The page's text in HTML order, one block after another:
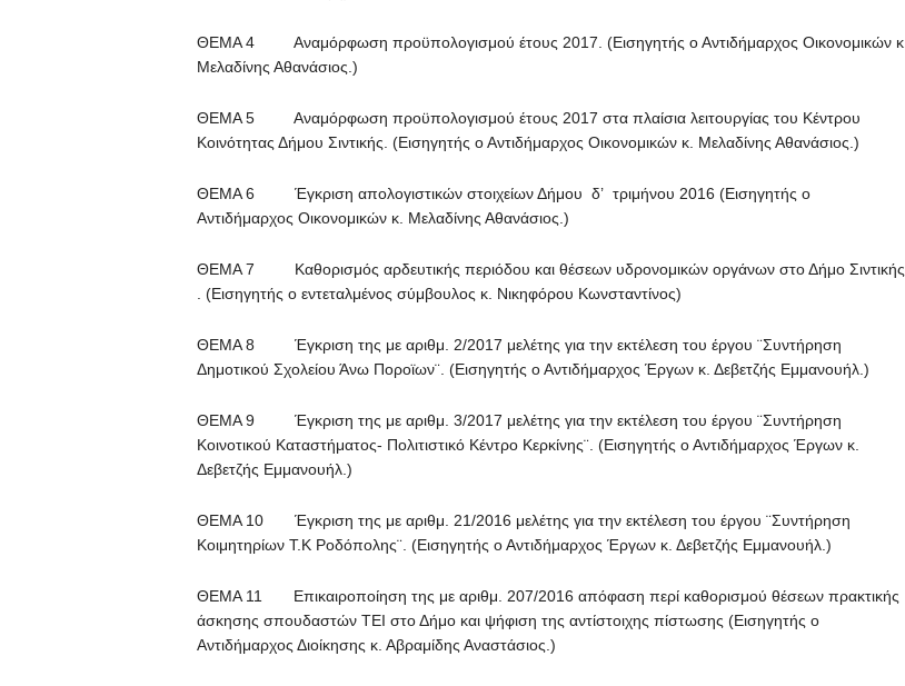
ΘΕΜΑ 4 Αναμόρφωση προϋπολογισμού έτους 2017. (Εισηγητής ο Αντιδήμαρχος Οικονομικών κ.
Μελαδίνης Αθανάσιος.)
ΘΕΜΑ 5 Αναμόρφωση προϋπολογισμού έτους 2017 στα πλαίσια λειτουργίας του Κέντρου
Κοινότητας Δήμου Σιντικής. (Εισηγητής ο Αντιδήμαρχος Οικονομικών κ. Μελαδίνης Αθανάσιος.)
ΘΕΜΑ 6 Έγκριση απολογιστικών στοιχείων Δήμου δ’ τριμήνου 2016 (Εισηγητής ο
Αντιδήμαρχος Οικονομικών κ. Μελαδίνης Αθανάσιος.)
ΘΕΜΑ 7 Καθορισμός αρδευτικής περιόδου και θέσεων υδρονομικών οργάνων στο Δήμο Σιντικής
. (Εισηγητής ο εντεταλμένος σύμβουλος κ. Νικηφόρου Κωνσταντίνος)
ΘΕΜΑ 8 Έγκριση της με αριθμ. 2/2017 μελέτης για την εκτέλεση του έργου ¨Συντήρηση
Δημοτικού Σχολείου Άνω Ποροϊων¨. (Εισηγητής ο Αντιδήμαρχος Έργων κ. Δεβετζής Εμμανουήλ.)
ΘΕΜΑ 9 Έγκριση της με αριθμ. 3/2017 μελέτης για την εκτέλεση του έργου ¨Συντήρηση
Κοινοτικού Καταστήματος- Πολιτιστικό Κέντρο Κερκίνης¨. (Εισηγητής ο Αντιδήμαρχος Έργων κ.
Δεβετζής Εμμανουήλ.)
ΘΕΜΑ 10 Έγκριση της με αριθμ. 21/2016 μελέτης για την εκτέλεση του έργου ¨Συντήρηση
Κοιμητηρίων Τ.Κ Ροδόπολης¨. (Εισηγητής ο Αντιδήμαρχος Έργων κ. Δεβετζής Εμμανουήλ.)
ΘΕΜΑ 11 Επικαιροποίηση της με αριθμ. 207/2016 απόφαση περί καθορισμού θέσεων πρακτικής
άσκησης σπουδαστών ΤΕΙ στο Δήμο και ψήφιση της αντίστοιχης πίστωσης (Εισηγητής ο
Αντιδήμαρχος Διοίκησης κ. Αβραμίδης Αναστάσιος.)